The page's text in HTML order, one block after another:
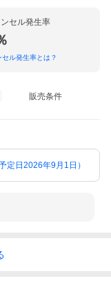
セル発生率
ル発生率とは？
販売条件
定日2026年9月1日）